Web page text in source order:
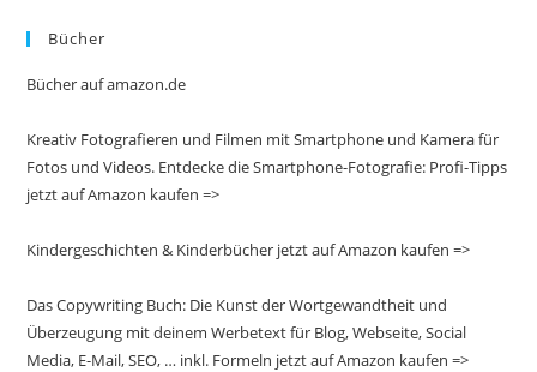
Bücher
Bücher auf amazon.de
Kreativ Fotografieren und Filmen mit Smartphone und Kamera für
Fotos und Videos. Entdecke die Smartphone-Fotografie: Profi-Tipps
jetzt auf Amazon kaufen =>
Kindergeschichten & Kinderbücher jetzt auf Amazon kaufen =>
Das Copywriting Buch: Die Kunst der Wortgewandtheit und
Überzeugung mit deinem Werbetext für Blog, Webseite, Social
Media, E-Mail, SEO, … inkl. Formeln jetzt auf Amazon kaufen =>